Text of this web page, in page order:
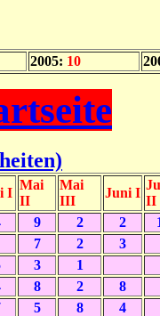
2005: 10
I
Mai
II
Mai
III
Juni I
II
9 2 2
7 2
3
3
1
8 2
8
5 8
4